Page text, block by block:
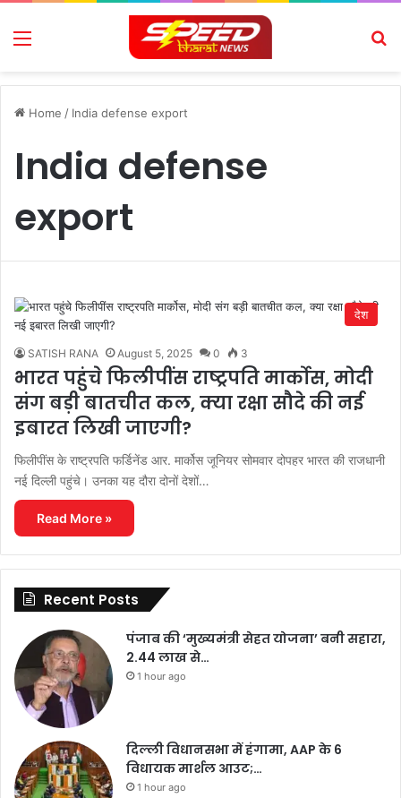
Menu
Home / India defense export
India defense
export
देश
SATISH RANA August 5, 2025 0 3
भारत पहुंचे फिलीपींस राष्ट्रपति मार्कोस, मोदी
संग बड़ी बातचीत कल, क्या रक्षा सौदे की नई
इबारत लिखी जाएगी?
फिलीपींस के राष्ट्रपति फर्डिनेंड आर. मार्कोस जूनियर सोमवार दोपहर भारत की राजधानी
नई दिल्ली पहुंचे। उनका यह दौरा दोनों देशों…
Read More »
Recent Posts
पंजाब की ‘मुख्यमंत्री सेहत योजना’ बनी सहारा,
2.44 लाख से…
1 hour ago
दिल्ली विधानसभा में हंगामा, AAP के 6
विधायक मार्शल आउट;…
1 hour ago